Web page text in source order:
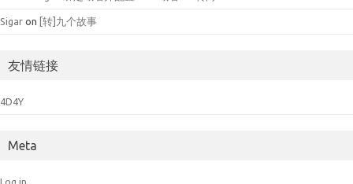
Sigar on [转]九个故事
友情链接
4D4Y
Meta
Log in